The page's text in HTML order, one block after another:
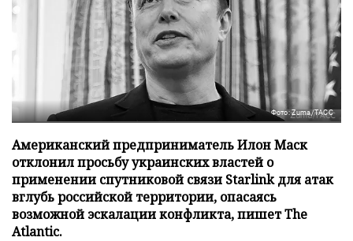
Фото: Zuma/ТАСС
Американский предприниматель Илон Маск
отклонил просьбу украинских властей о
применении спутниковой связи Starlink для атак
вглубь российской территории, опасаясь
возможной эскалации конфликта, пишет The
Atlantic.